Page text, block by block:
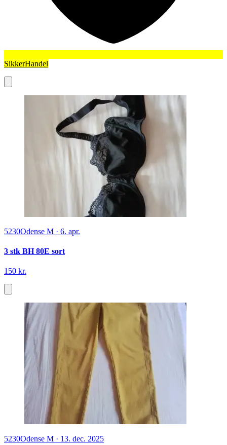
SikkerHandel
5230Odense M · 6. apr.
3 stk BH 80E sort
150 kr.
5230Odense M · 13. dec. 2025